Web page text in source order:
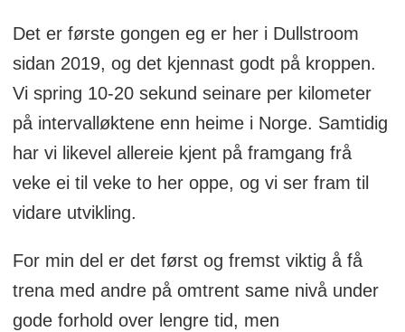
(Foto: Arne Dag Myking)
Det er første gongen eg er her i Dullstroom
sidan 2019, og det kjennast godt på kroppen.
Vi spring 10-20 sekund seinare per kilometer
på intervalløktene enn heime i Norge. Samtidig
har vi likevel allereie kjent på framgang frå
veke ei til veke to her oppe, og vi ser fram til
vidare utvikling.
For min del er det først og fremst viktig å få
trena med andre på omtrent same nivå under
gode forhold over lengre tid, men